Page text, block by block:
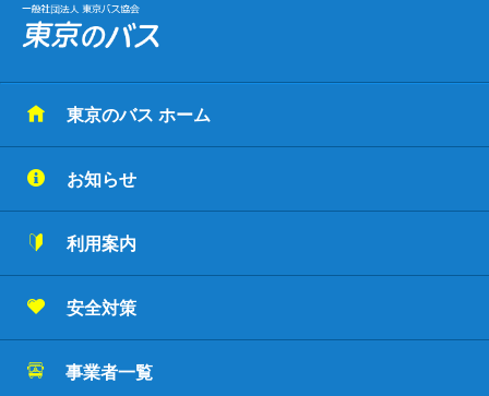
東京のバス ホーム
お知らせ
利用案内
安全対策
事業者一覧